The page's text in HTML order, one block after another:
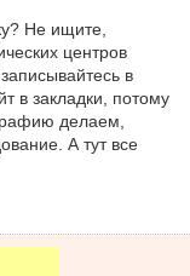
Не ищите,
центров
в
в закладки, потому
делаем,
А тут все